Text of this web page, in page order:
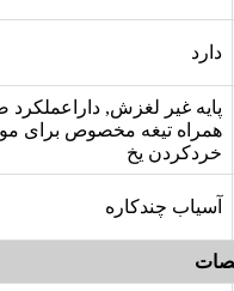
دارد
همراه تیغه مخصوص برای
خردکردن یخ
آسیاب چندکاره